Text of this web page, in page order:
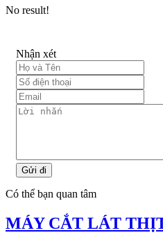
No result!
Nhận xét
Gửi đi
Có thể bạn quan tâm
MÁY CẮT LÁT